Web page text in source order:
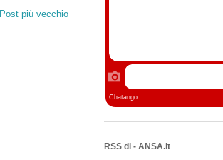
Post più vecchio
RSS di - ANSA.it